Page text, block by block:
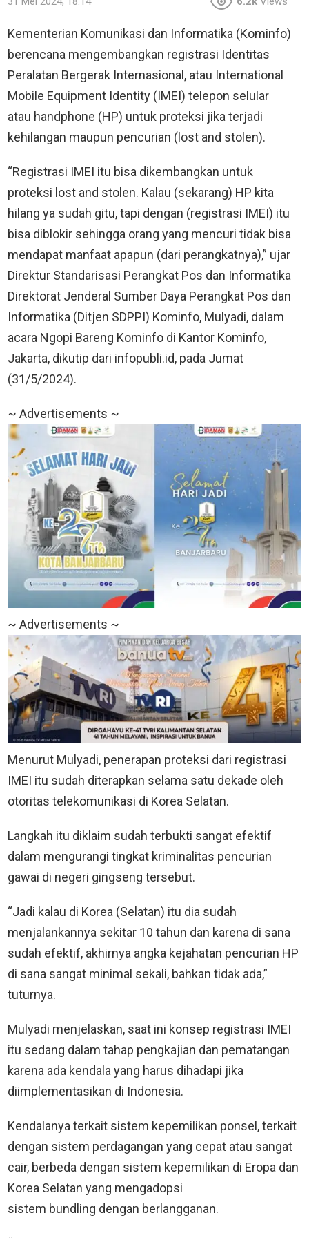
Kementerian Komunikasi dan Informatika (Kominfo)
berencana mengembangkan registrasi Identitas
Peralatan Bergerak Internasional, atau International
Mobile Equipment Identity (IMEI) telepon selular
atau handphone (HP) untuk proteksi jika terjadi
kehilangan maupun pencurian (lost and stolen).
“Registrasi IMEI itu bisa dikembangkan untuk
proteksi lost and stolen. Kalau (sekarang) HP kita
hilang ya sudah gitu, tapi dengan (registrasi IMEI) itu
bisa diblokir sehingga orang yang mencuri tidak bisa
mendapat manfaat apapun (dari perangkatnya),” ujar
Direktur Standarisasi Perangkat Pos dan Informatika
Direktorat Jenderal Sumber Daya Perangkat Pos dan
Informatika (Ditjen SDPPI) Kominfo, Mulyadi, dalam
acara Ngopi Bareng Kominfo di Kantor Kominfo,
Jakarta, dikutip dari infopubli.id, pada Jumat
(31/5/2024).
~ Advertisements ~
~ Advertisements ~
Menurut Mulyadi, penerapan proteksi dari registrasi
IMEI itu sudah diterapkan selama satu dekade oleh
otoritas telekomunikasi di Korea Selatan.
Langkah itu diklaim sudah terbukti sangat efektif
dalam mengurangi tingkat kriminalitas pencurian
gawai di negeri gingseng tersebut.
“Jadi kalau di Korea (Selatan) itu dia sudah
menjalankannya sekitar 10 tahun dan karena di sana
sudah efektif, akhirnya angka kejahatan pencurian HP
di sana sangat minimal sekali, bahkan tidak ada,”
tuturnya.
Mulyadi menjelaskan, saat ini konsep registrasi IMEI
itu sedang dalam tahap pengkajian dan pematangan
karena ada kendala yang harus dihadapi jika
diimplementasikan di Indonesia.
Kendalanya terkait sistem kepemilikan ponsel, terkait
dengan sistem perdagangan yang cepat atau sangat
cair, berbeda dengan sistem kepemilikan di Eropa dan
Korea Selatan yang mengadopsi
sistem bundling dengan berlangganan.